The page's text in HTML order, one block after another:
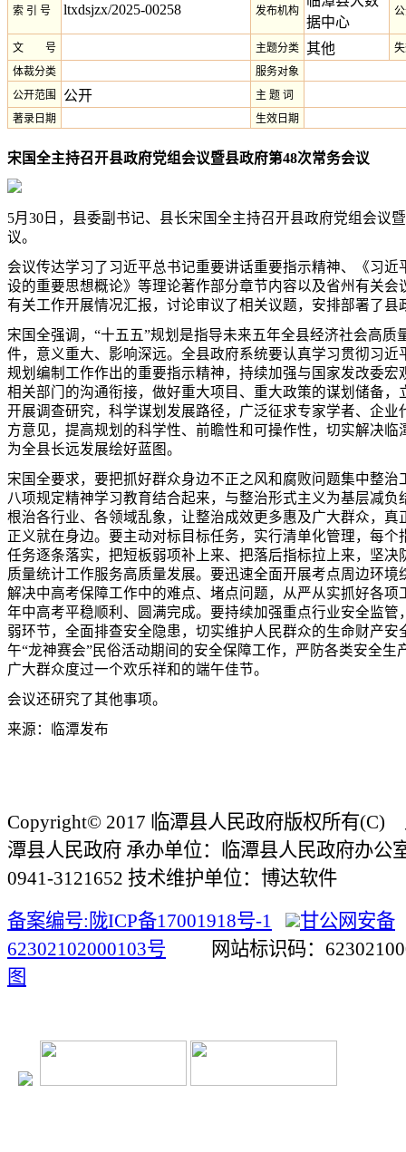
索 引 号 ltxdsjzx/2025-00258 发布机构
据中心
文 号 主题分类 其他
体裁分类
服务对象
公开范围
公开
主 题 词
著录日期
生效日期
宋国全主持召开县政府党组会议暨县政府第48次常务会议
5月30日，县委副书记、县长宋国全主持召开县政府党组会议
议。
会议传达学习了习近平总书记重要讲话重要指示精神、《习近
设的重要思想概论》等理论著作部分章节内容以及省州有关会
有关工作开展情况汇报，讨论审议了相关议题，安排部署了县
宋国全强调，“十五五”规划是指导未来五年全县经济社会高质
件，意义重大、影响深远。全县政府系统要认真学习贯彻习近
规划编制工作作出的重要指示精神，持续加强与国家发改委宏
相关部门的沟通衔接，做好重大项目、重大政策的谋划储备，
开展调查研究，科学谋划发展路径，广泛征求专家学者、企业
方意见，提高规划的科学性、前瞻性和可操作性，切实解决临
为全县长远发展绘好蓝图。
宋国全要求，要把抓好群众身边不正之风和腐败问题集中整治
八项规定精神学习教育结合起来，与整治形式主义为基层减负
根治各行业、各领域乱象，让整治成效更多惠及广大群众，真
正义就在身边。要主动对标目标任务，实行清单化管理，每个
任务逐条落实，把短板弱项补上来、把落后指标拉上来，坚决
质量统计工作服务高质量发展。要迅速全面开展考点周边环境
解决中高考保障工作中的难点、堵点问题，从严从实抓好各项
年中高考平稳顺利、圆满完成。要持续加强重点行业安全监管
弱环节，全面排查安全隐患，切实维护人民群众的生命财产安
午“龙神赛会”民俗活动期间的安全保障工作，严防各类安全生
广大群众度过一个欢乐祥和的端午佳节。
会议还研究了其他事项。
来源：临潭发布
Copyright© 2017 临潭县人民政府版权所有(C)
潭县人民政府 承办单位：临潭县人民政府办
0941-3121652 技术维护单位：博达软件
备案编号:陇ICP备17001918号-1
甘公网安备
62302102000103号 网站标识码：
图